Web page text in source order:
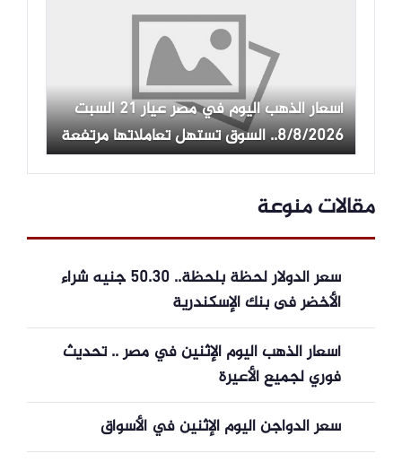
أسعار الذهب اليوم في مصر عيار 21 السبت
8/8/2026.. السوق تستهل تعاملاتها مرتفعة
مقالات منوعة
سعر الدولار لحظة بلحظة.. 50.30 جنيه شراء
الأخضر فى بنك الإسكندرية
أسعار الذهب اليوم الإثنين في مصر .. تحديث
فوري لجميع الأعيرة
سعر الدواجن اليوم الإثنين في الأسواق